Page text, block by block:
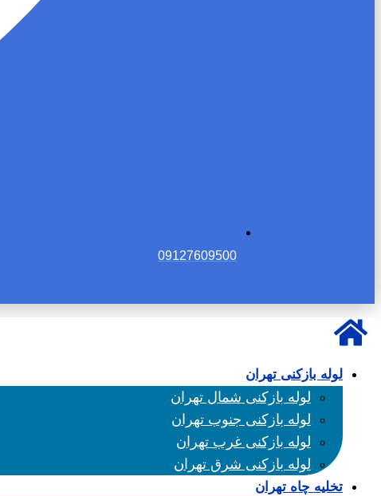
09127609500
لوله بازکنی تهران
لوله بازکنی شمال تهران
لوله بازکنی جنوب تهران
لوله بازکنی غرب تهران
لوله بازکنی شرق تهران
تخلیه چاه تهران